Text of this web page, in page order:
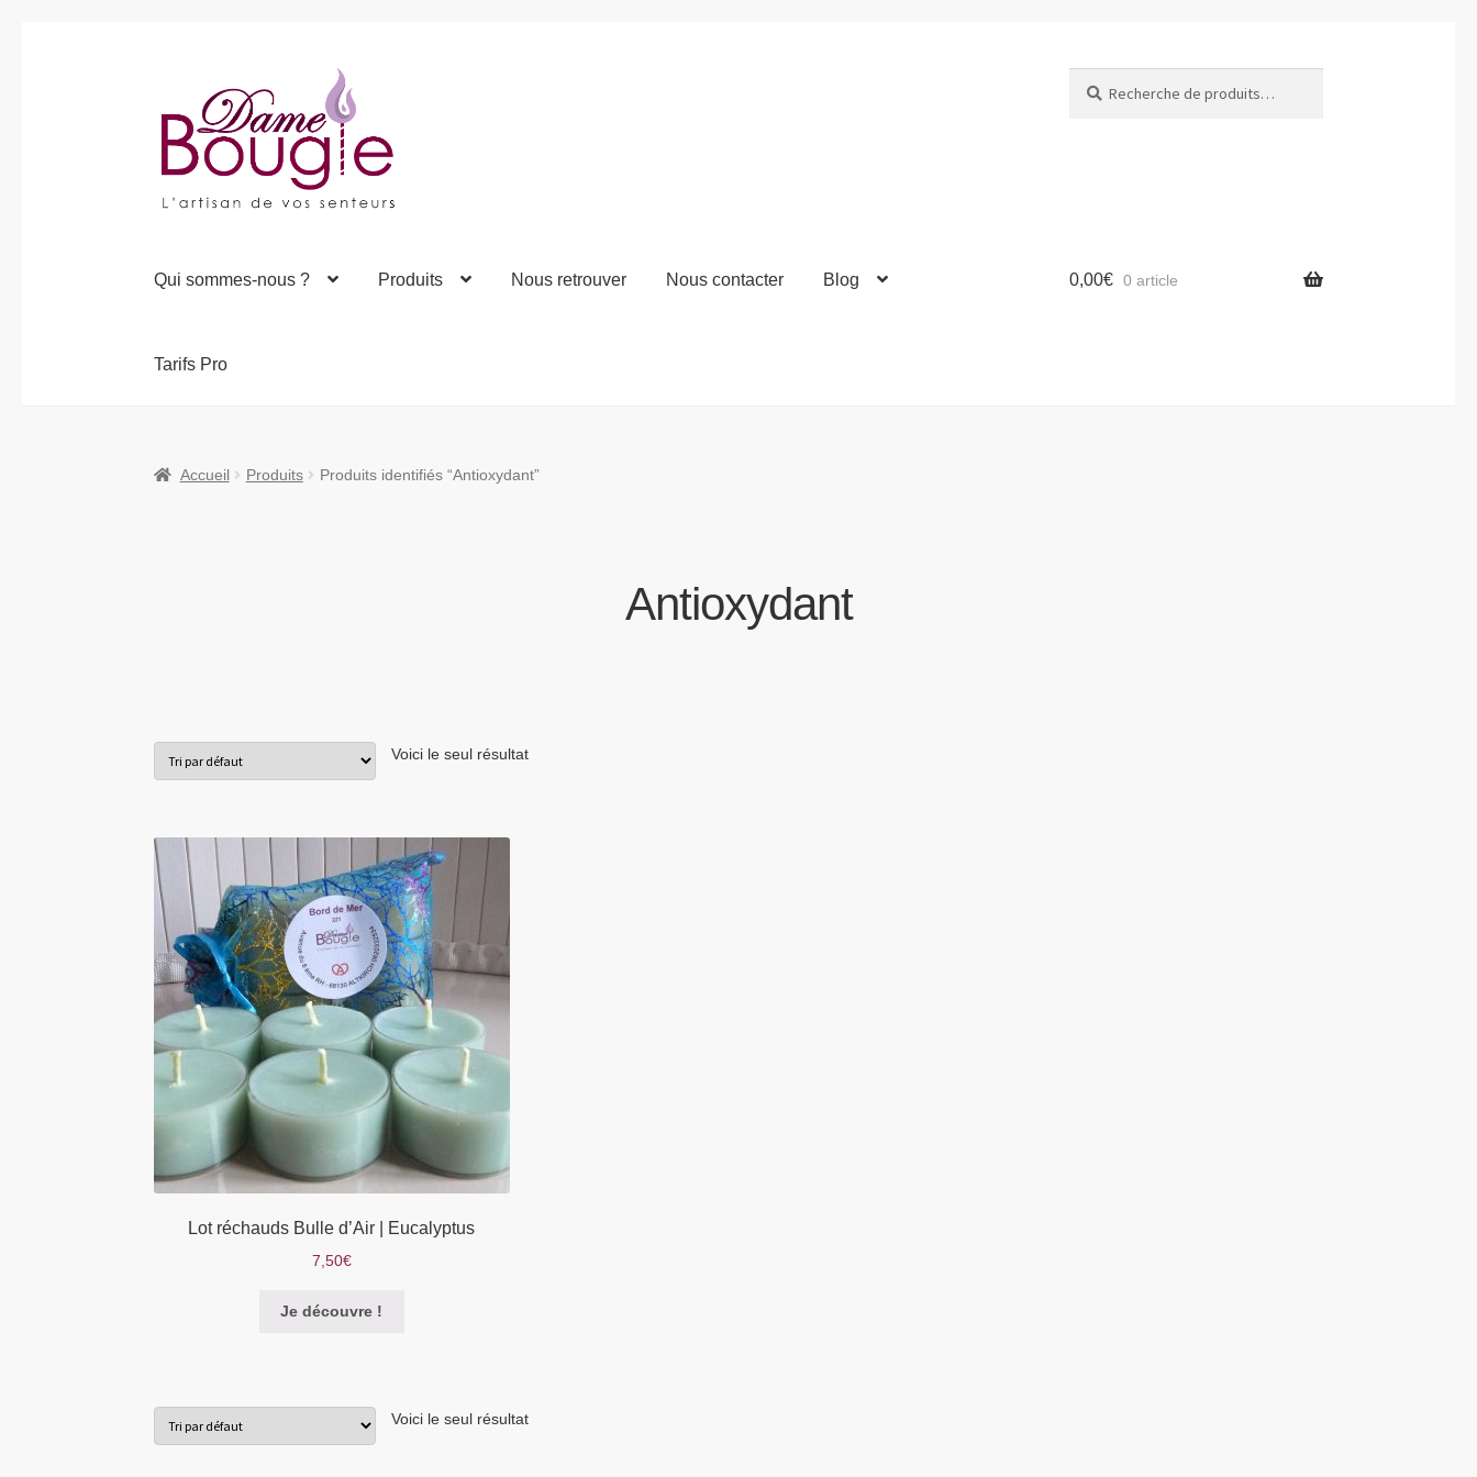
la
navigation
contenu
pour :
Qui sommes-nous ? Produits Nous retrouver Nous contacter Blog
Tarifs Pro
0,00€ 0 article
Accueil Produits Produits identifiés “Antioxydant”
Antioxydant
Voici le seul résultat
Lot réchauds Bulle d’Air | Eucalyptus
7,50€
Je découvre !
Voici le seul résultat